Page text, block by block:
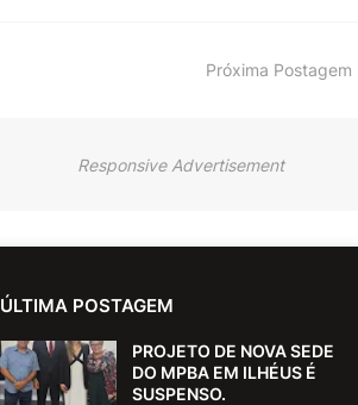
Próxima Postagem
Responsive Advertisement
ÚLTIMA POSTAGEM
PROJETO DE NOVA SEDE
DO MPBA EM ILHÉUS É
SUSPENSO.